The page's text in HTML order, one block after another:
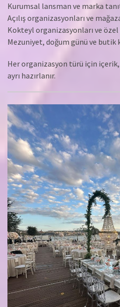
Kurumsal lansman ve marka
Açılış organizasyonları ve
Kokteyl organizasyonları ve
Mezuniyet, doğum günü ve
Her organizasyon türü için içerik,
ayrı hazırlanır.